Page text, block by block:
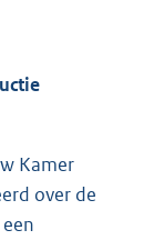
Kamer
over de